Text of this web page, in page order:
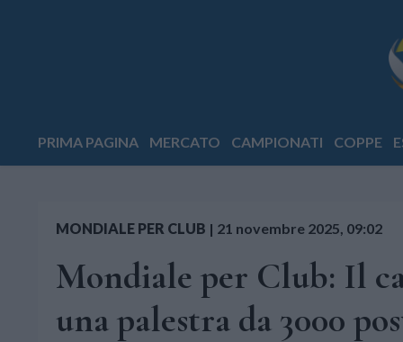
PRIMA PAGINA MERCATO CAMPIONATI COPPE
MONDIALE PER CLUB | 21 novembre 2025, 09:02
Mondiale per Club: Il
una palestra da 3000